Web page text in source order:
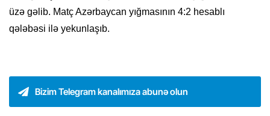
üzə gəlib. Matç Azərbaycan yığmasının 4:2 hesablı
qələbəsi ilə yekunlaşıb.
Bizim Telegram kanalımıza abunə olun